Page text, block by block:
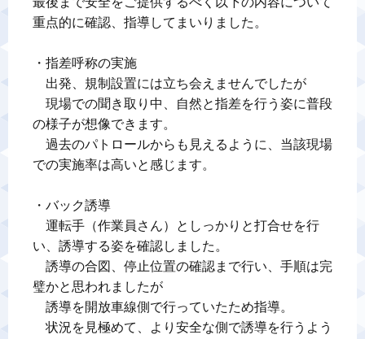
重点的に確認、指導してまいりました。
・指差呼称の実施
出発、規制設置には立ち会えませんでしたが
現場での聞き取り中、自然と指差を行う姿に普段
の様子が想像できます。
過去のパトロールからも見えるように、当該現場
での実施率は高いと感じます。
・バック誘導
運転手（作業員さん）としっかりと打合せを行
い、誘導する姿を確認しました。
誘導の合図、停止位置の確認まで行い、手順は完
璧かと思われましたが
誘導を開放車線側で行っていたため指導。
状況を見極めて、より安全な側で誘導を行うよう